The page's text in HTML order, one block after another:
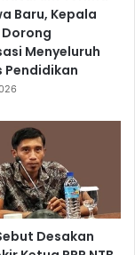
Baru, Kepala
Menyeluruh
Pendidikan
Desakan